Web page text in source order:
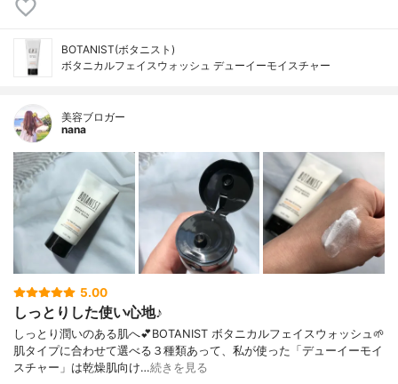
BOTANIST(ボタニスト)
ボタニカルフェイスウォッシュ デューイーモイスチャー
美容ブロガー
nana
5.00
しっとりした使い心地♪
しっとり潤いのある肌へ💕BOTANIST ボタニカルフェイスウォッシュ🌱
肌タイプに合わせて選べる３種類あって、私が使った「デューイーモイ
スチャー」は乾燥肌向け…続きを見る